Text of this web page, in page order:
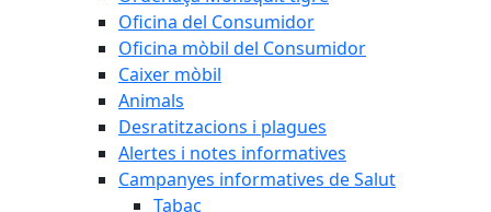
Oficina del Consumidor
Oficina mòbil del Consumidor
Caixer mòbil
Animals
Desratitzacions i plagues
Alertes i notes informatives
Campanyes informatives de Salut
Tabac